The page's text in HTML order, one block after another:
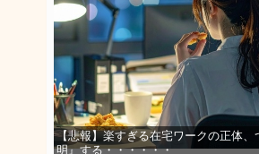
【悲報】楽すぎる在宅ワークの正体、
明』する・・・・・・